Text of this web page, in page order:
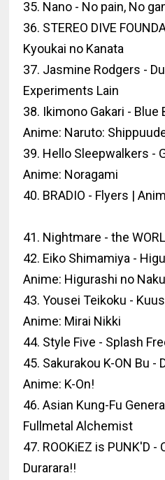
35. Nano - No pain, No
36. STEREO DIVE
Kyoukai no Kanata
37. Jasmine Rodgers -
Experiments Lain
38. Ikimono Gakari - Blue
Anime: Naruto:
39. Hello Sleepwalkers -
Anime: Noragami
40. BRADIO - Flyers |
41. Nightmare - the
42. Eiko Shimamiya -
Anime: Higurashi no
43. Yousei Teikoku -
Anime: Mirai Nikki
44. Style Five - Splash
45. Sakurakou K-ON Bu -
Anime: K-On!
46. Asian Kung-Fu
Fullmetal Alchemist
47. ROOKiEZ is PUNK'D
Durarara!!